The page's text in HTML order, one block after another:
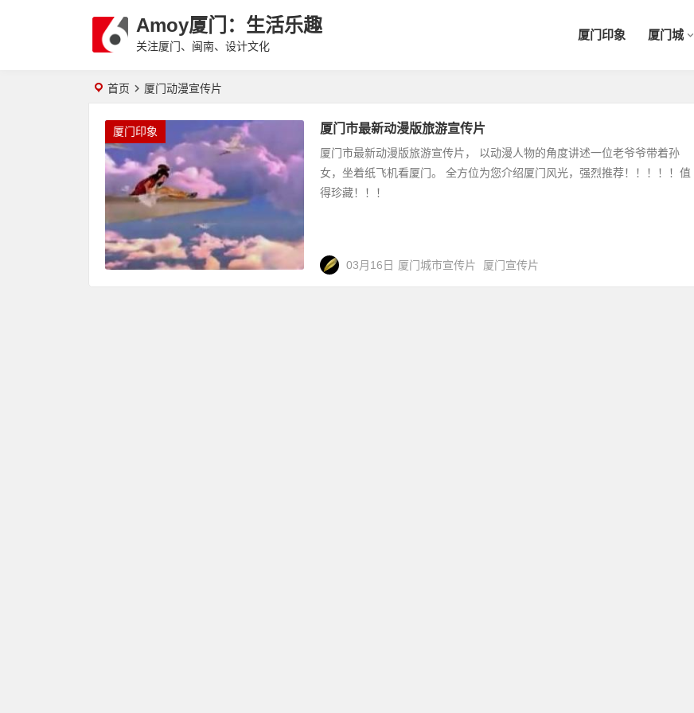
Amoy厦门：生活乐趣
关注厦门、闽南、设计文化
厦门印象 厦门城
首页 厦门动漫宣传片
厦门印象 厦门市最新动漫版旅游宣传片
厦门市最新动漫版旅游宣传片， 以动漫人物的角度讲述一位老爷爷带着孙
女，坐着纸飞机看厦门。 全方位为您介绍厦门风光，强烈推荐！！！！！值
得珍藏！！！
03月16日 厦门城市宣传片 厦门宣传片